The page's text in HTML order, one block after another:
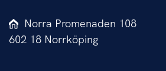
Norra Promenaden 108
602 18 Norrköping